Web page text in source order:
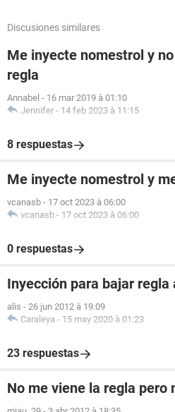
Discusiones similares
Me inyecte nomestrol y
regla
Annabel - 16 mar 2019 à 01:10
Jennifer - 14 feb 2023 à 11:15
8 respuestas
Me inyecte nomestrol y
vcanasb - 17 oct 2023 à 06:00
vcanasb - 17 oct 2023 à 06:00
0 respuestas
Inyección para bajar
alis - 26 jun 2012 à 19:09
Caraleya - 15 may 2020 à 01:23
23 respuestas
No me viene la regla pero